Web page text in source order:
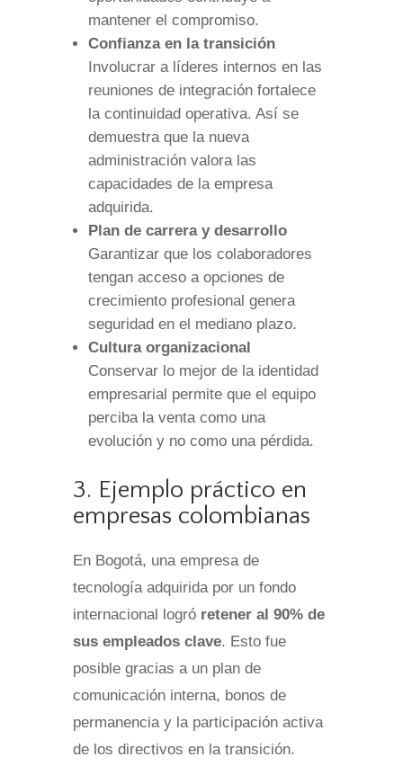
mantener el compromiso.
Confianza en la transición
Involucrar a líderes internos en las
reuniones de integración fortalece
la continuidad operativa. Así se
demuestra que la nueva
administración valora las
capacidades de la empresa
adquirida.
Plan de carrera y desarrollo
Garantizar que los colaboradores
tengan acceso a opciones de
crecimiento profesional genera
seguridad en el mediano plazo.
Cultura organizacional
Conservar lo mejor de la identidad
empresarial permite que el equipo
perciba la venta como una
evolución y no como una pérdida.
3. Ejemplo práctico en
empresas colombianas
En Bogotá, una empresa de
tecnología adquirida por un fondo
internacional logró retener al 90% de
sus empleados clave. Esto fue
posible gracias a un plan de
comunicación interna, bonos de
permanencia y la participación activa
de los directivos en la transición.